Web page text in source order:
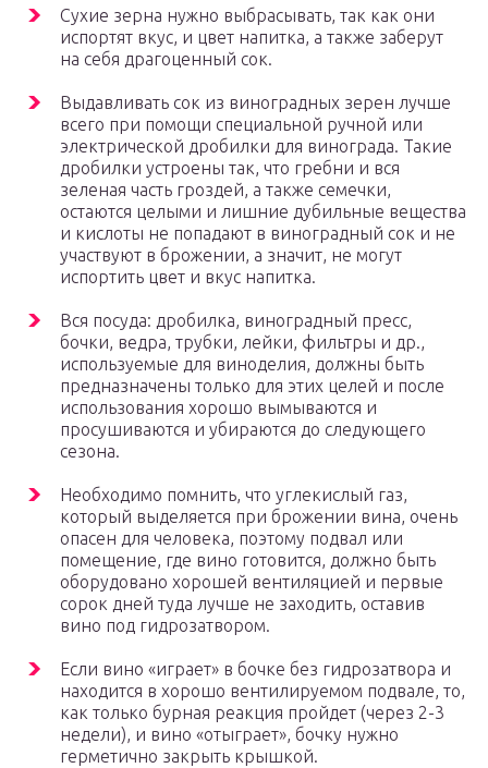
Сухие зерна нужно выбрасывать, так как они
испортят вкус, и цвет напитка, а также заберут
на себя драгоценный сок.
Выдавливать сок из виноградных зерен лучше
всего при помощи специальной ручной или
электрической дробилки для винограда. Такие
дробилки устроены так, что гребни и вся
зеленая часть гроздей, а также семечки,
остаются целыми и лишние дубильные вещества
и кислоты не попадают в виноградный сок и не
участвуют в брожении, а значит, не могут
испортить цвет и вкус напитка.
Вся посуда: дробилка, виноградный пресс,
бочки, ведра, трубки, лейки, фильтры и др.,
используемые для виноделия, должны быть
предназначены только для этих целей и после
использования хорошо вымываются и
просушиваются и убираются до следующего
сезона.
Необходимо помнить, что углекислый газ,
который выделяется при брожении вина, очень
опасен для человека, поэтому подвал или
помещение, где вино готовится, должно быть
оборудовано хорошей вентиляцией и первые
сорок дней туда лучше не заходить, оставив
вино под гидрозатвором.
Если вино «играет» в бочке без гидрозатвора и
находится в хорошо вентилируемом подвале, то,
как только бурная реакция пройдет (через 2-3
недели), и вино «отыграет», бочку нужно
герметично закрыть крышкой.